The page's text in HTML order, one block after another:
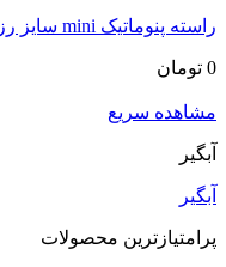
راسته پنوماتیک mini سایز رزوه متریک BPC-C
0 تومان
مشاهده سریع
آبگیر
آبگیر
پرامتیازترین محصولات